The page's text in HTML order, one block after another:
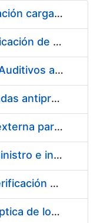
Pliego condiciones optimización cargas compras firmado
Acuerdo marco para la fabricación de piezas
Suministro de Protectores Auditivos a medida para las personas trabajadoras de los Centros de Trabajo de Madrid y Burgos
Suministro de gafas graduadas antiproyecciones para los trabajadores de la FNMT-RCM en los centros de trabajo de Madrid y Burgos
Servicios de una empresa externa para el asesoramiento y resolución de los recursos de alzada que se presentan relacionados con procesos de selección para la FNMT-RCM
Acuerdo marco para el suministro e instalación de persianas, estores y otros complementos
Servicio de Calibración y Verificación Externa de los Equipos de Medición del Servicio de Prevención de la FNMT-RCM
Conexión mediante Fibra Óptica de los Centros de Proceso de Datos (CPDs) de las sedes de la FNMT-RCM de Burgos y Madrid